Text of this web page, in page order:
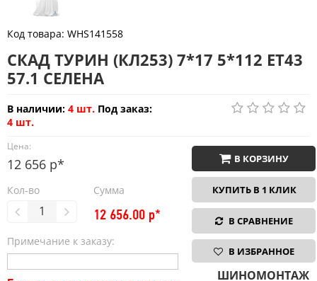
Код товара: WHS141558
СКАД ТУРИН (КЛ253) 7*17 5*112 ET43
57.1 СЕЛЕНА
В наличии: 4 шт. Под заказ:
4 шт.
Цена:
12 656 р*
Кол-во Сумма
12 656.00 р*
Примечание к заказу:
В КОРЗИНУ
КУПИТЬ В 1 КЛИК
В СРАВНЕНИЕ
В ИЗБРАННОЕ
ШИНОМОНТАЖ